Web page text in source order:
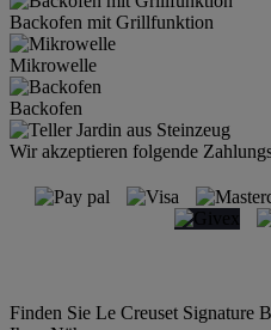
Backofen mit Grillfunktion
Mikrowelle
Backofen
Wir akzeptieren folgende
Finden Sie Le Creuset Signature